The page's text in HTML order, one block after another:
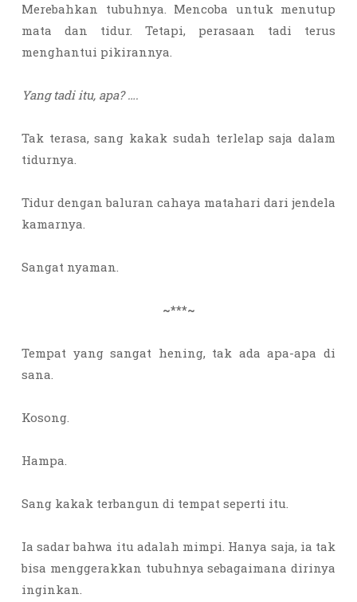
Merebahkan tubuhnya. Mencoba untuk menutup
mata dan tidur. Tetapi, perasaan tadi terus
menghantui pikirannya.
Yang tadi itu, apa? ….
Tak terasa, sang kakak sudah terlelap saja dalam
tidurnya.
Tidur dengan baluran cahaya matahari dari jendela
kamarnya.
Sangat nyaman.
~***~
Tempat yang sangat hening, tak ada apa-apa di
sana.
Kosong.
Hampa.
Sang kakak terbangun di tempat seperti itu.
Ia sadar bahwa itu adalah mimpi. Hanya saja, ia tak
bisa menggerakkan tubuhnya sebagaimana dirinya
inginkan.